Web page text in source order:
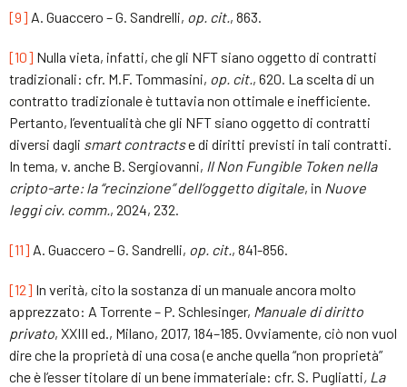
[9] A. Guaccero – G. Sandrelli, op. cit., 863.
[10] Nulla vieta, infatti, che gli NFT siano oggetto di contratti
tradizionali: cfr. M.F. Tommasini, op. cit., 620. La scelta di un
contratto tradizionale è tuttavia non ottimale e inefficiente.
Pertanto, l’eventualità che gli NFT siano oggetto di contratti
diversi dagli smart contractse di diritti previsti in tali contratti.
In tema, v. anche B. Sergiovanni, Il Non Fungible Token nella
cripto-arte: la “recinzione” dell’oggetto digitale, in Nuove
leggi civ. comm., 2024, 232.
[11] A. Guaccero – G. Sandrelli, op. cit., 841-856.
[12] In verità, cito la sostanza di un manuale ancora molto
apprezzato: A Torrente – P. Schlesinger, Manuale di diritto
privato, XXIII ed., Milano, 2017, 184–185. Ovviamente, ciò non vuol
dire che la proprietà di una cosa (e anche quella “non proprietà”
che è l’esser titolare di un bene immateriale: cfr. S. Pugliatti, La